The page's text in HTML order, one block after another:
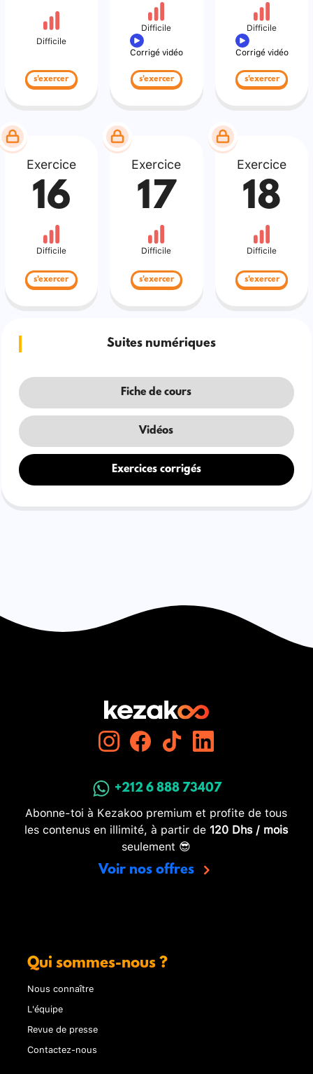
Difficile
s'exercer
Difficile
Corrigé vidéo
s'exercer
Difficile
Corrigé vidéo
s'exercer
Exercice
16
Difficile
s'exercer
Exercice
17
Difficile
s'exercer
Exercice
18
Difficile
s'exercer
Suites numériques
Fiche de cours
Vidéos
Exercices corrigés
+212 6 888 73407
Abonne-toi à Kezakoo premium et profite de tous
les contenus en illimité, à partir de 120 Dhs / mois
seulement 😎
Voir nos offres
Qui sommes-nous ?
Nous connaître
L'équipe
Revue de presse
Contactez-nous